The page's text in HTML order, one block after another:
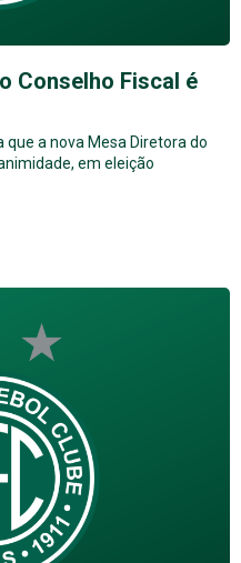
Conselho Fiscal é
que a nova Mesa Diretora do
em eleição